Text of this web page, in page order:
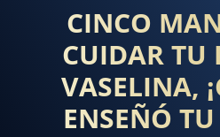
CINCO
CUIDAR TU
VASELINA,
ENSEÑÓ